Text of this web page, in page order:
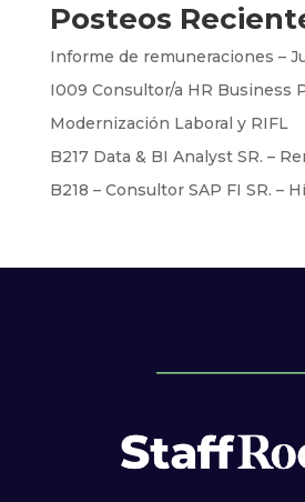
Posteos
Informe de remuneraciones –
I009 Consultor/a HR Business
Modernización Laboral y RIFL
B217 Data & BI Analyst SR. –
B218 – Consultor SAP FI SR. –